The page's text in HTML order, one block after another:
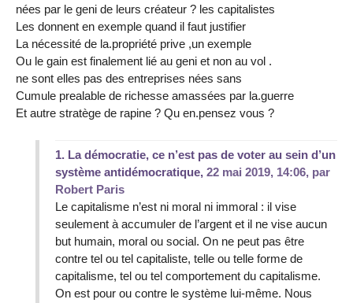
nées par le geni de leurs créateur ? les capitalistes
Les donnent en exemple quand il faut justifier
La nécessité de la.propriété prive ,un exemple
Ou le gain est finalement lié au geni et non au vol .
ne sont elles pas des entreprises nées sans
Cumule prealable de richesse amassées par la.guerre
Et autre stratège de rapine ? Qu en.pensez vous ?
1. La démocratie, ce n’est pas de voter au sein d’un
système antidémocratique, 22 mai 2019, 14:06, par
Robert Paris
Le capitalisme n’est ni moral ni immoral : il vise
seulement à accumuler de l’argent et il ne vise aucun
but humain, moral ou social. On ne peut pas être
contre tel ou tel capitaliste, telle ou telle forme de
capitalisme, tel ou tel comportement du capitalisme.
On est pour ou contre le système lui-même. Nous